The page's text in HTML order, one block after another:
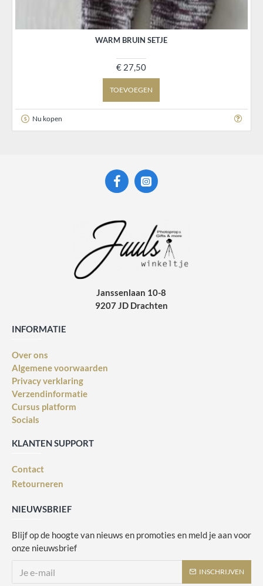
WARM BRUIN SETJE
€ 27,50
TOEVOEGEN
Nu kopen
Janssenlaan 10-8
9207 JD Drachten
INFORMATIE
Over ons
Algemene voorwaarden
Privacy verklaring
Verzendinformatie
Cursus platform
Socials
KLANTEN SUPPORT
Contact
Retourneren
NIEUWSBRIEF
Blijf op de hoogte van nieuws en promoties en meld je aan voor
onze nieuwsbrief
INSCHRIJVEN